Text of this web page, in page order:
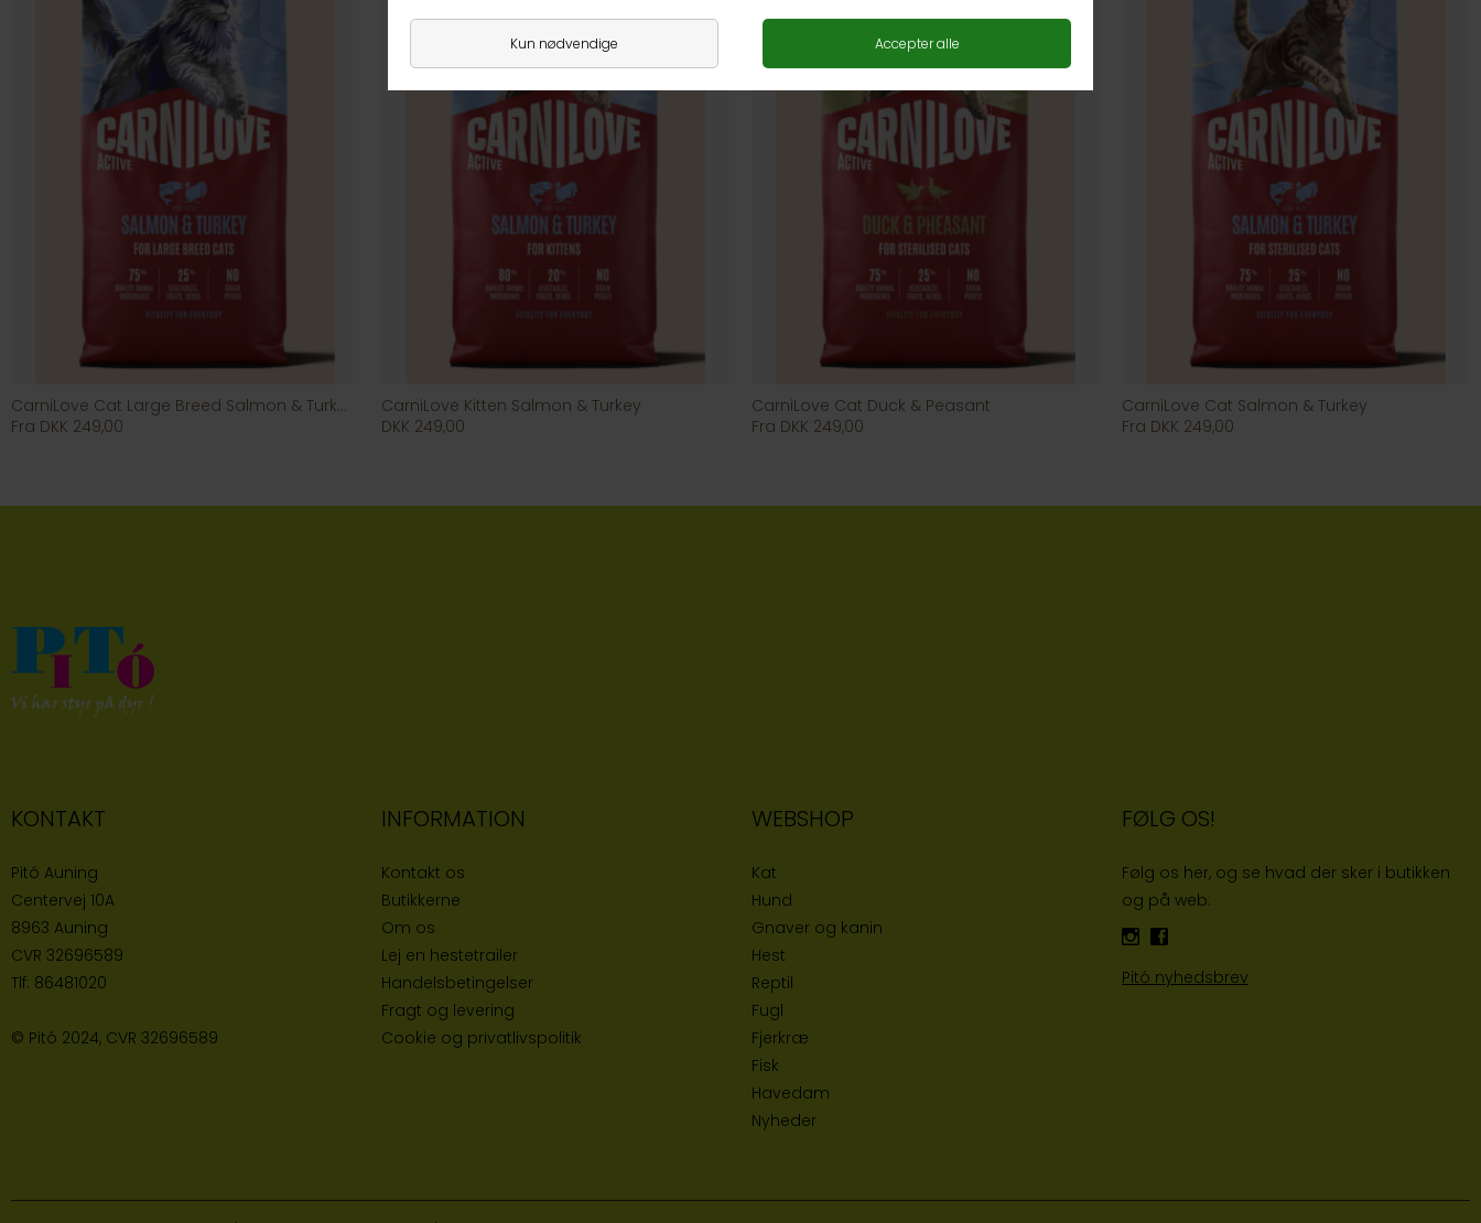
CarniLove Cat Large Breed Salmon & Turkey
Fra DKK 249,00
CarniLove Kitten Salmon & Turkey
DKK 249,00
CarniLove Cat Duck & Peasant
Fra DKK 249,00
CarniLove Cat Salmon & Turkey
Fra DKK 249,00
KONTAKT
Pitó Auning
Centervej 10A
8963 Auning
CVR 32696589
Tlf: 86481020
© Pitó 2024, CVR 32696589
INFORMATION
Kontakt os
Butikkerne
Om os
Lej en hestetrailer
Handelsbetingelser
Fragt og levering
Cookie og privatlivspolitik
WEBSHOP
Kat
Hund
Gnaver og kanin
Hest
Reptil
Fugl
Fjerkræ
Fisk
Havedam
Nyheder
FØLG OS!
Følg os her, og se hvad der sker i butikken
og på web:
Pitó nyhedsbrev